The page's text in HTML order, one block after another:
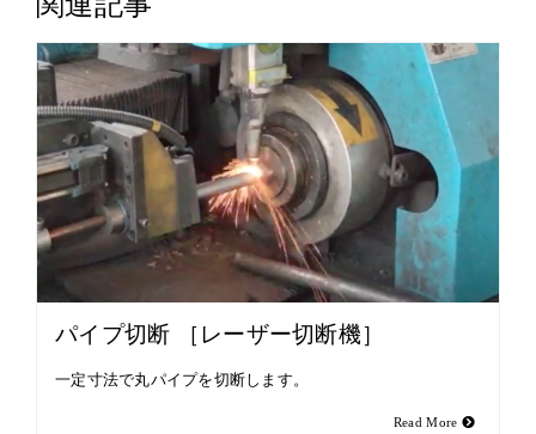
パイプ切断 ［レーザー切断機］
一定寸法で丸パイプを切断します。
Read More